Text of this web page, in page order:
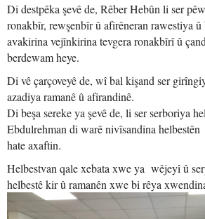
Di destpêka şevê de, Rêber Hebûn li ser
ronakbîr, rewşenbîr û afirêneran rawestiya
avakirina vejînkirina tevgera ronakbîrî û
berdewam heye.
Di vê çarçoveyê de, wî bal kişand ser
azadiya ramanê û afirandinê.
Di beşa sereke ya şevê de, li ser serboriya
Ebdulrehman di warê nivîsandina
hate axaftin.
Helbestvan qale xebata xwe ya wêjeyî û
helbestê kir û ramanên xwe bi rêya